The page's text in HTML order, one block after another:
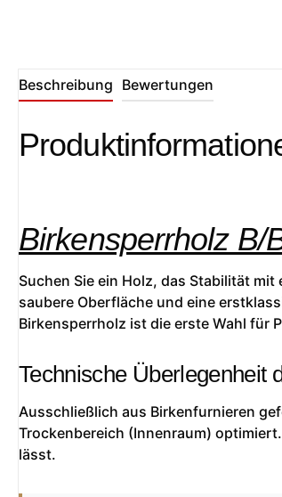
Beschreibung Bewertungen
Birkensperrholz B/
Suchen Sie ein Holz, das Stabilität
saubere Oberfläche und eine
Birkensperrholz ist die erste Wahl für
Technische Überlegenheit
Ausschließlich aus Birkenfurnieren
Trockenbereich (Innenraum)
lässt.